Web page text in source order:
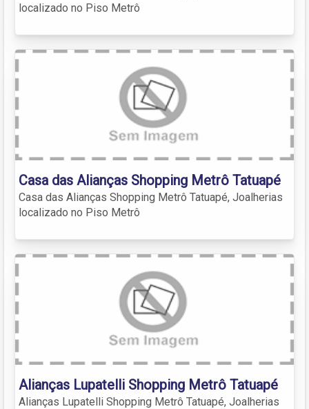
localizado no Piso Metrô
Casa das Alianças Shopping Metrô Tatuapé
Casa das Alianças Shopping Metrô Tatuapé, Joalherias
localizado no Piso Metrô
Alianças Lupatelli Shopping Metrô Tatuapé
Alianças Lupatelli Shopping Metrô Tatuapé, Joalherias